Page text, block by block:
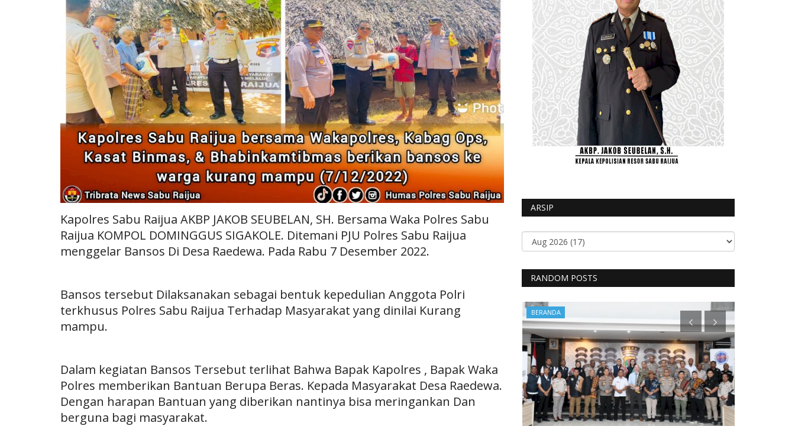
Kapolres Sabu Raijua AKBP JAKOB SEUBELAN, SH. Bersama Waka Polres Sabu
Raijua KOMPOL DOMINGGUS SIGAKOLE. Ditemani PJU Polres Sabu Raijua
menggelar Bansos Di Desa Raedewa. Pada Rabu 7 Desember 2022.
Bansos tersebut Dilaksanakan sebagai bentuk kepedulian Anggota Polri
terkhusus Polres Sabu Raijua Terhadap Masyarakat yang dinilai Kurang
mampu.
Dalam kegiatan Bansos Tersebut terlihat Bahwa Bapak Kapolres , Bapak Waka
Polres memberikan Bantuan Berupa Beras. Kepada Masyarakat Desa Raedewa.
Dengan harapan Bantuan yang diberikan nantinya bisa meringankan Dan
berguna bagi masyarakat.
ARSIP
RANDOM POSTS
BERANDA BERANDA BERANDA